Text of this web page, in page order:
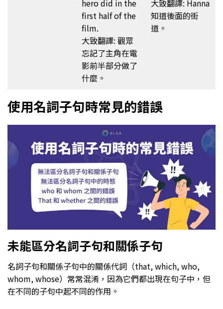
hero did in the
first half of the
film.
大致翻譯: 觀眾
忘記了主角在電
影前半部分做了
什麼。
大致翻譯: Hanna
知道後面的街
道。
使用名詞子句時常見的錯誤
未能區分名詞子句和關係子句
名詞子句和關係子句中的關係代詞（that, which, who,
whom, whose）常常混淆，因為它們都出現在句子中，但
在不同的子句中起不同的作用。